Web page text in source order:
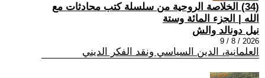
(34) الخلاصة الروحية من سلسلة كتب محادثات مع
الله | الجزء المائة وستة
نيل دونالد والش
2026 / 8 / 9
العلمانية، الدين السياسي ونقد الفكر الديني